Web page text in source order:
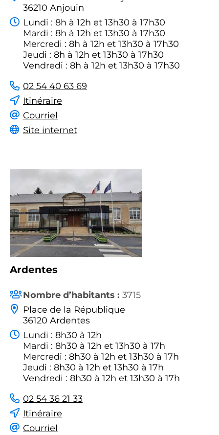
36210 Anjouin
Lundi : 8h à 12h et 13h30 à 17h30
Mardi : 8h à 12h et 13h30 à 17h30
Mercredi : 8h à 12h et 13h30 à 17h30
Jeudi : 8h à 12h et 13h30 à 17h30
Vendredi : 8h à 12h et 13h30 à 17h30
02 54 40 63 69
Itinéraire
Courriel
Site internet
Ardentes
Nombre d’habitants : 3715
Place de la République
36120 Ardentes
Lundi : 8h30 à 12h
Mardi : 8h30 à 12h et 13h30 à 17h
Mercredi : 8h30 à 12h et 13h30 à 17h
Jeudi : 8h30 à 12h et 13h30 à 17h
Vendredi : 8h30 à 12h et 13h30 à 17h
02 54 36 21 33
Itinéraire
Courriel